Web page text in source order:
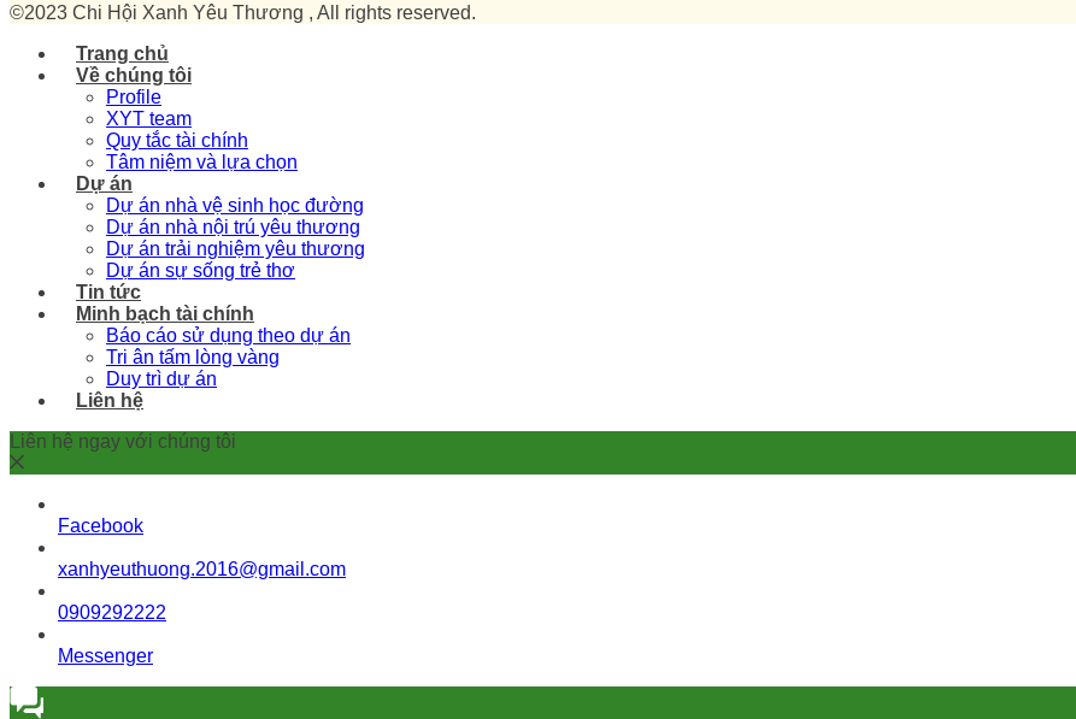
©2023 Chi Hội Xanh Yêu Thương , All rights reserved.
Trang chủ
Về chúng tôi
Profile
XYT team
Quy tắc tài chính
Tâm niệm và lựa chọn
Dự án
Dự án nhà vệ sinh học đường
Dự án nhà nội trú yêu thương
Dự án trải nghiệm yêu thương
Dự án sự sống trẻ thơ
Tin tức
Minh bạch tài chính
Báo cáo sử dụng theo dự án
Tri ân tấm lòng vàng
Duy trì dự án
Liên hệ
Liên hệ ngay với chúng tôi
Facebook
xanhyeuthuong.2016@gmail.com
0909292222
Messenger